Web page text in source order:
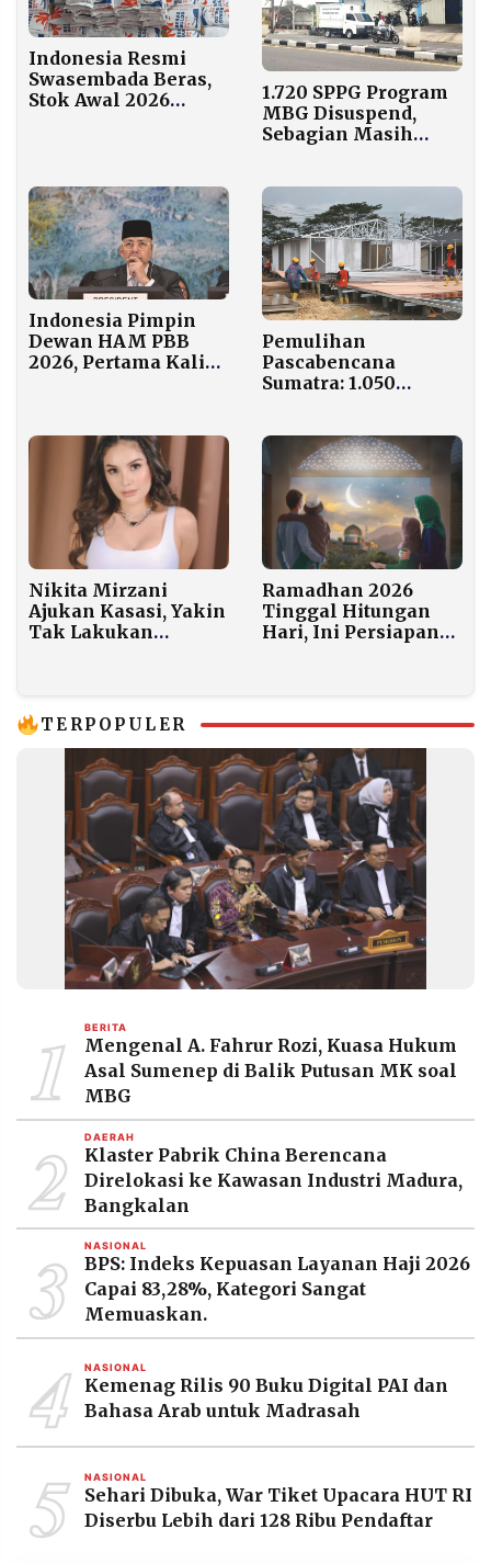
Indonesia Resmi
Swasembada Beras,
Stok Awal 2026
1.720 SPPG Program
MBG Disuspend,
Sebagian Masih
ke Publik
Indonesia Pimpin
Dewan HAM PBB
2026, Pertama Kali
Pemulihan
Pascabencana
Sumatra: 1.050
Tiga Provinsi
Nikita Mirzani
Ajukan Kasasi, Yakin
Tak Lakukan
Ramadhan 2026
Tinggal Hitungan
Hari, Ini Persiapan
TERPOPULER
1 BERITA
Mengenal A. Fahrur Rozi, Kuasa Hukum
Asal Sumenep di Balik Putusan MK soal
MBG
2 DAERAH
Klaster Pabrik China Berencana
Direlokasi ke Kawasan Industri Madura,
Bangkalan
3 NASIONAL
BPS: Indeks Kepuasan Layanan Haji 2026
Capai 83,28%, Kategori Sangat
Memuaskan.
4 NASIONAL
Kemenag Rilis 90 Buku Digital PAI dan
Bahasa Arab untuk Madrasah
5 NASIONAL
Sehari Dibuka, War Tiket Upacara HUT RI
Diserbu Lebih dari 128 Ribu Pendaftar